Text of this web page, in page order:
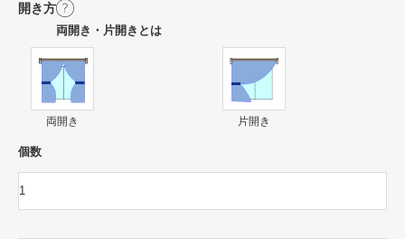
開き方
両開き・片開きとは
両開き 片開き
個数